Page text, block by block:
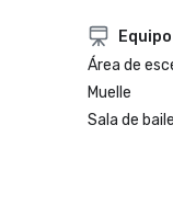
Equipo
Área de
Muelle
Sala de baile